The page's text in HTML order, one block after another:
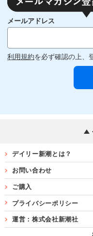
メールアドレス
利用規約を必ず確認の上、
デイリー新潮とは？
お問い合わせ
ご購入
プライバシーポリシー
運営：株式会社新潮社